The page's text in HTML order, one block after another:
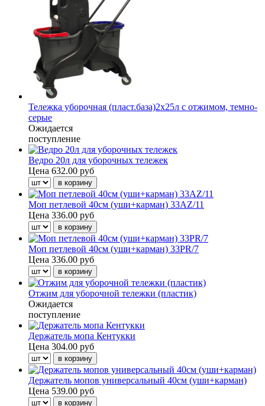
Тележка уборочная (пласт.база)2х25л с отжимом, темно-
серые
Ожидается
поступление
Ведро 20л для уборочных тележек
Цена 632.00 руб
Моп петлевой 40см (уши+карман) 33AZ/11
Цена 336.00 руб
Моп петлевой 40см (уши+карман) 33PR/7
Цена 336.00 руб
Отжим для уборочной тележки (пластик)
Ожидается
поступление
Держатель мопа Кентукки
Цена 304.00 руб
Держатель мопов универсальный 40см (уши+карман)
Цена 539.00 руб